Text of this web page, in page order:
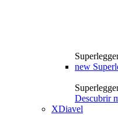
new
Descubrir
XDiavel